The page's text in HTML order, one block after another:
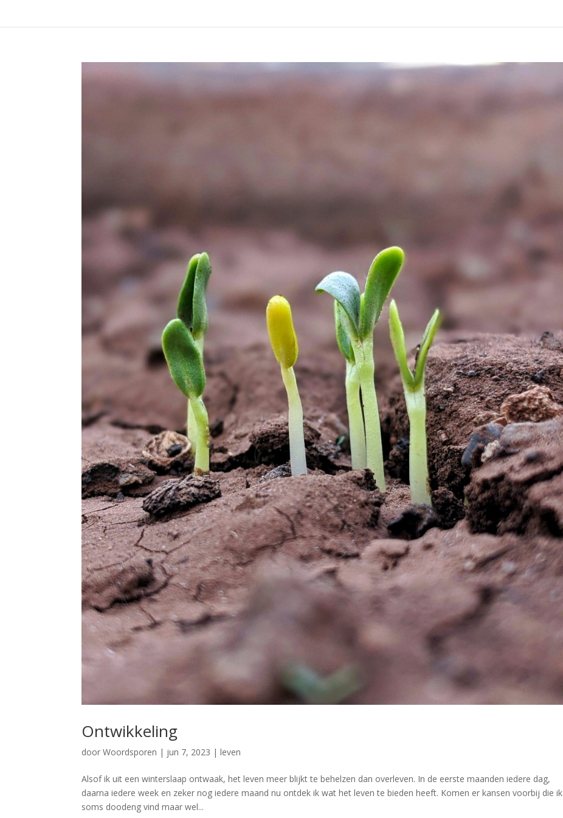
Ontwikkeling
doorWoordsporen | jun 7, 2023 |leven
Alsof ik uit een winterslaap ontwaak, het leven meer blijkt te behelzen dan overleven. In de eerste maanden iedere dag,
daarna iedere week en zeker nog iedere maand nu ontdek ik wat het leven te bieden heeft. Komen er kansen voorbij die ik
soms doodeng vind maar wel...